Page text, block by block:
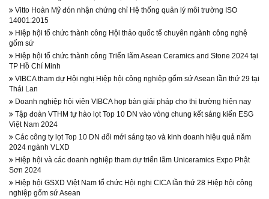
Vitto Hoàn Mỹ đón nhận chứng chỉ Hệ thống quản lý môi trường ISO
14001:2015
Hiệp hội tổ chức thành công Hội thảo quốc tế chuyên ngành công nghệ
gốm sứ
Hiệp hội tổ chức thành công Triển lãm Asean Ceramics and Stone 2024 tại
TP Hồ Chí Minh
VIBCA tham dự Hội nghị Hiệp hội công nghiệp gốm sứ Asean lần thứ 29 tại
Thái Lan
Doanh nghiệp hội viên VIBCA họp bàn giải pháp cho thị trường hiện nay
Tập đoàn VTHM tự hào lọt Top 10 DN vào vòng chung kết sáng kiến ESG
Việt Nam 2024
Các công ty lọt Top 10 DN đổi mới sáng tạo và kinh doanh hiệu quả năm
2024 ngành VLXD
Hiệp hội và các doanh nghiệp tham dự triển lãm Uniceramics Expo Phật
Sơn 2024
Hiệp hội GSXD Việt Nam tổ chức Hội nghị CICA lần thứ 28 Hiệp hội công
nghiệp gốm sứ Asean